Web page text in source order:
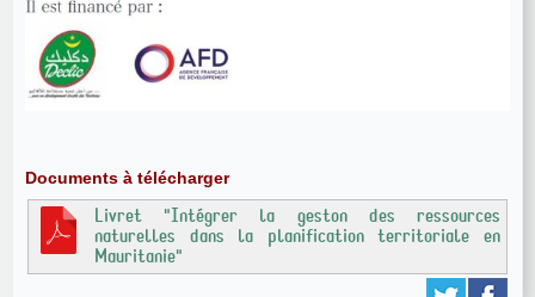
Documents à télécharger
Livret "Intégrer la geston des ressources
naturelles dans la planification territoriale en
Mauritanie"